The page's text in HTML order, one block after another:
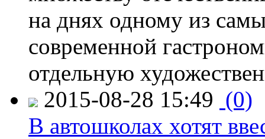
на днях одному из
современной
отдельную
2015-08-28 15:49 (0)
В автошколах хотят